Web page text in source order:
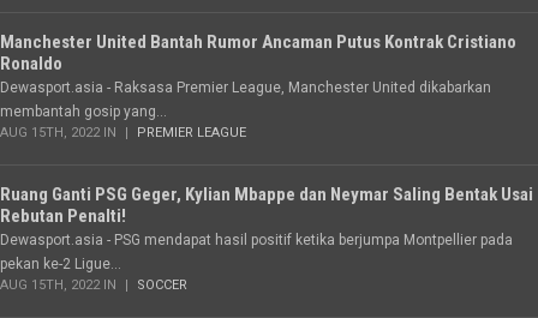
Manchester United Bantah Rumor Ancaman Putus Kontrak Cristiano
Ronaldo
Dewasport.asia - Raksasa Premier League, Manchester United dikabarkan
membantah gosip yang...
AUG 15TH, 2022 IN PREMIER LEAGUE
Ruang Ganti PSG Geger, Kylian Mbappe dan Neymar Saling Bentak Usai
Rebutan Penalti!
Dewasport.asia - PSG mendapat hasil positif ketika berjumpa Montpellier pada
pekan ke-2 Ligue...
AUG 15TH, 2022 IN SOCCER